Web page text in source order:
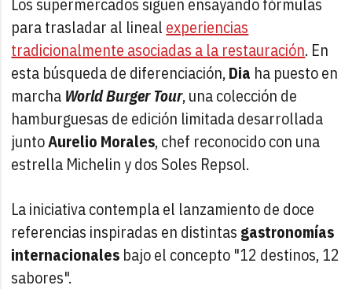
para trasladar al lineal experiencias
tradicionalmente asociadas a la restauración. En
esta búsqueda de diferenciación,Dia ha puesto en
marcha World Burger Tour, una colección de
hamburguesas de edición limitada desarrollada
juntoAurelio Morales, chef reconocido con una
estrella Michelin y dos Soles Repsol.
La iniciativa contempla el lanzamiento de doce
referencias inspiradas en distintas gastronomías
internacionales bajo el concepto "12 destinos, 12
sabores".